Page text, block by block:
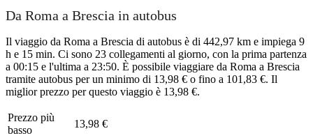
Da Roma a Brescia in autobus
Il viaggio da Roma a Brescia di autobus è di 442,97 km e impiega 9
h e 15 min. Ci sono 23 collegamenti al giorno, con la prima partenza
a 00:15 e l'ultima a 23:50. È possibile viaggiare da Roma a Brescia
tramite autobus per un minimo di 13,98 € o fino a 101,83 €. Il
miglior prezzo per questo viaggio è 13,98 €.
Prezzo più
basso
13,98 €